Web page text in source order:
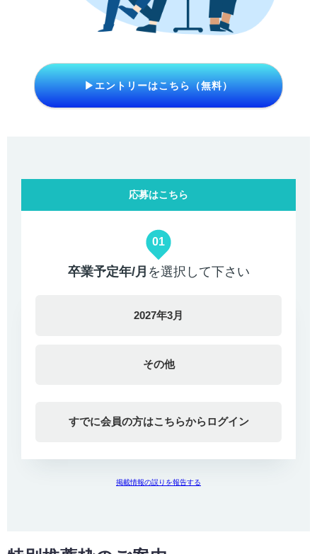
▶エントリーはこちら（無料）
応募はこちら
01
卒業予定年/月 を選択して下さい
2027年3月
その他
すでに会員の方はこちらからログイン
掲載情報の誤りを報告する